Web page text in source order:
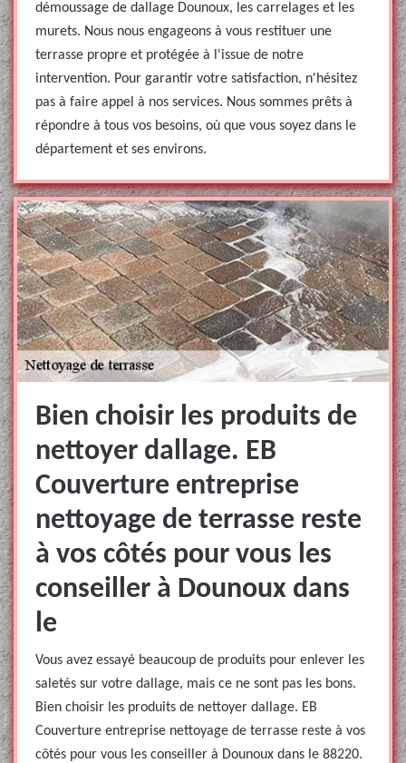
démoussage de dallage Dounoux, les carrelages et les
murets. Nous nous engageons à vous restituer une
terrasse propre et protégée à l'issue de notre
intervention. Pour garantir votre satisfaction, n'hésitez
pas à faire appel à nos services. Nous sommes prêts à
répondre à tous vos besoins, où que vous soyez dans le
département et ses environs.
Bien choisir les produits de
nettoyer dallage. EB
Couverture entreprise
nettoyage de terrasse reste
à vos côtés pour vous les
conseiller à Dounoux dans
le
Vous avez essayé beaucoup de produits pour enlever les
saletés sur votre dallage, mais ce ne sont pas les bons.
Bien choisir les produits de nettoyer dallage. EB
Couverture entreprise nettoyage de terrasse reste à vos
côtés pour vous les conseiller à Dounoux dans le 88220.